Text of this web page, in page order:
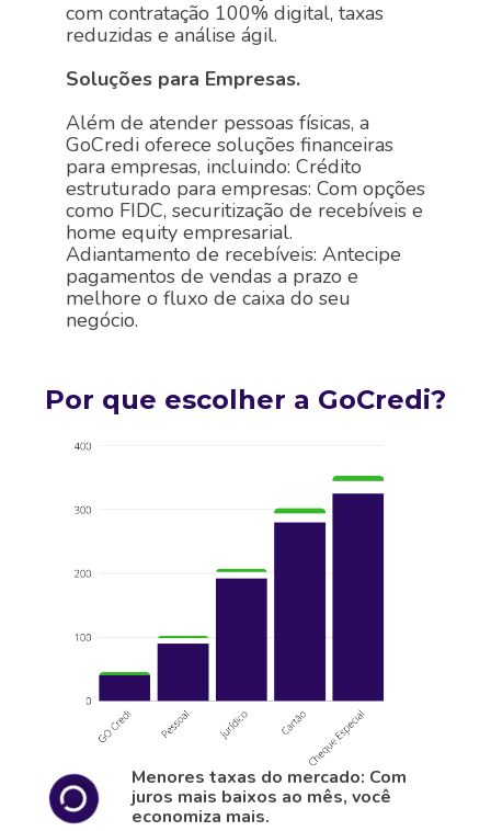
com contratação 100% digital, taxas
reduzidas e análise ágil.
Soluções para Empresas.
Além de atender pessoas físicas, a
GoCredi oferece soluções financeiras
para empresas, incluindo: Crédito
estruturado para empresas: Com opções
como FIDC, securitização de recebíveis e
home equity empresarial.
Adiantamento de recebíveis: Antecipe
pagamentos de vendas a prazo e
melhore o fluxo de caixa do seu
negócio.
Por que escolher a GoCredi?
Menores taxas do mercado: Com
juros mais baixos ao mês, você
economiza mais.